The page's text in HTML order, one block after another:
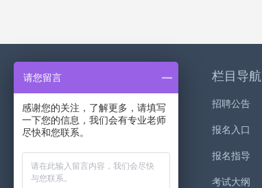
关于我们
红师公益
栏目导航
招聘公告
报名入口
报名指导
考试大纲
请您留言
感谢您的关注，了解更多，请填写
一下您的信息，我们会有专业老师
尽快和您联系。